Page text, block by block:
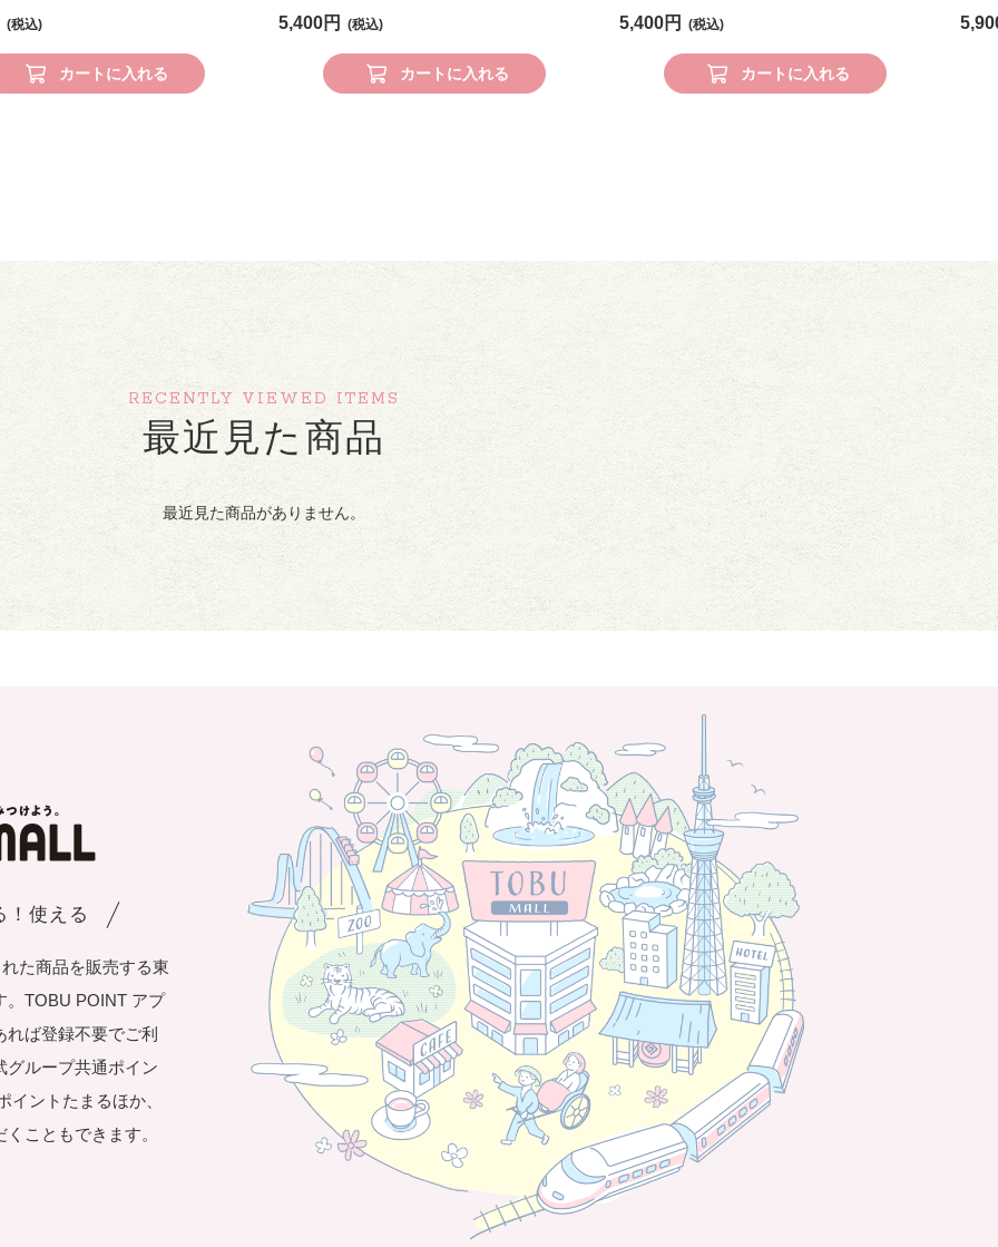
カートに入れる
5,400円
カートに入れる
5,400円
カートに入れる
RECENTLY VIEWED ITEMS
最近見た商品
最近見た商品がありません。
！使える
た商品を販売する東
。TOBU POINT アプ
ば登録不要でご利
グループ共通ポイン
イントたまるほか、
こともできます。